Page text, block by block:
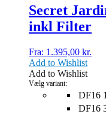
Secret
inkl Filter
Fra: 1.395,00 kr.
DF16
DF16
Vælg variant:
har
flere
varianter.
kan
vælges
på
varesiden
Add to Wishlist
Add to Wishlist